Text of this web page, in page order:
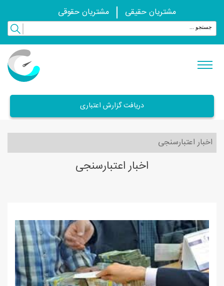
مشتریان حقیقی مشتریان حقوقی
دریافت گزارش اعتباری
اخبار اعتبارسنجی
اخبار اعتبارسنجی